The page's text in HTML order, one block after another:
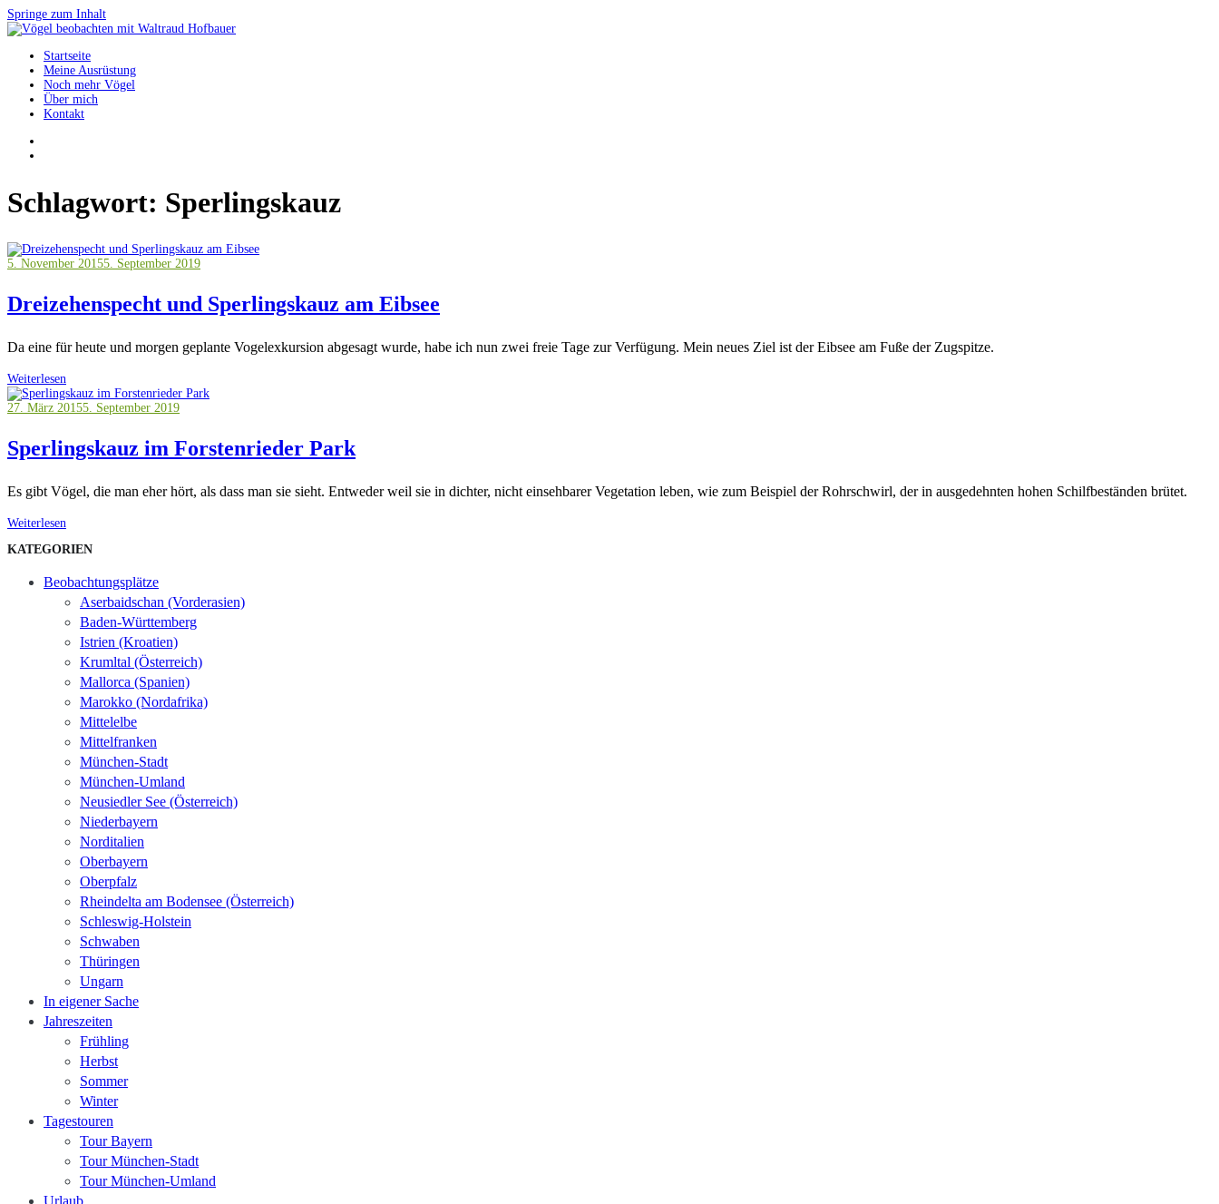
Springe zum Inhalt
Vögel beobachten mit Waltraud Hofbauer
Startseite
Meine Ausrüstung
Noch mehr Vögel
Über mich
Kontakt
Schlagwort: Sperlingskauz
5. November 20155. September 2019
Dreizehenspecht und Sperlingskauz am Eibsee
Da eine für heute und morgen geplante Vogelexkursion abgesagt wurde, habe ich nun zwei freie Tage zur Verfügung. Mein neues Ziel ist der Eibsee am Fuße der Zugspitze.
Weiterlesen
27. März 20155. September 2019
Sperlingskauz im Forstenrieder Park
Es gibt Vögel, die man eher hört, als dass man sie sieht. Entweder weil sie in dichter, nicht einsehbarer Vegetation leben, wie zum Beispiel der Rohrschwirl, der in ausgedehnten hohen Schilfbeständen brütet.
Weiterlesen
KATEGORIEN
Beobachtungsplätze
Aserbaidschan (Vorderasien)
Baden-Württemberg
Istrien (Kroatien)
Krumltal (Österreich)
Mallorca (Spanien)
Marokko (Nordafrika)
Mittelelbe
Mittelfranken
München-Stadt
München-Umland
Neusiedler See (Österreich)
Niederbayern
Norditalien
Oberbayern
Oberpfalz
Rheindelta am Bodensee (Österreich)
Schleswig-Holstein
Schwaben
Thüringen
Ungarn
In eigener Sache
Jahreszeiten
Frühling
Herbst
Sommer
Winter
Tagestouren
Tour Bayern
Tour München-Stadt
Tour München-Umland